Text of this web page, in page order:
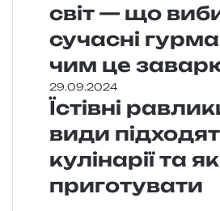
світ — що
сучасні
чим це
29.09.2024
Їстівні
види
кулінарії та як
приготувати